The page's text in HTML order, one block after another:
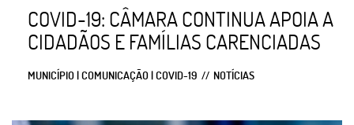
COVID-19: CÂMARA CONTINUA APOIA A
CIDADÃOS E FAMÍLIAS CARENCIADAS
MUNICÍPIO | COMUNICAÇÃO | COVID-19 NOTÍCIAS